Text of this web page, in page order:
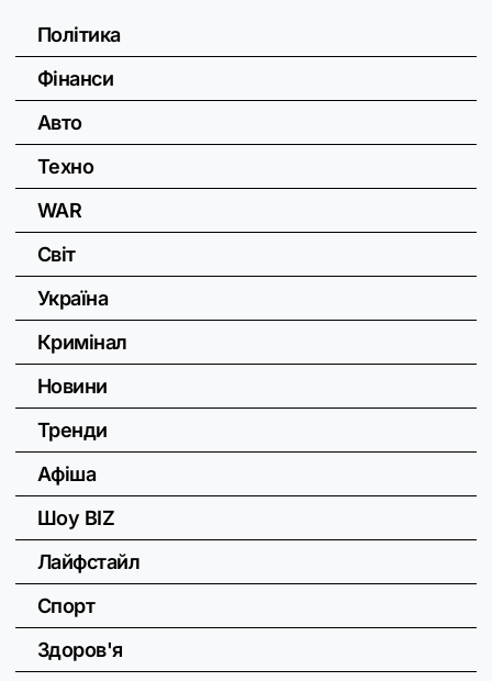
Політика
Фінанси
Авто
Техно
WAR
Світ
Україна
Кримінал
Новини
Тренди
Афіша
Шоу BIZ
Лайфстайл
Спорт
Здоров'я